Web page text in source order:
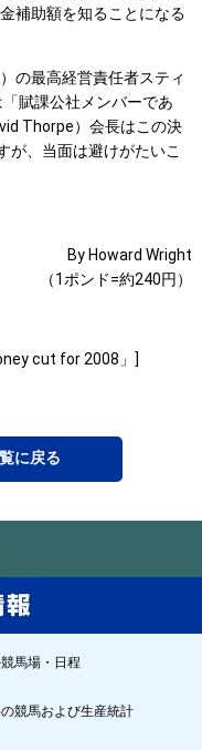
補助額を知ることになる
の最高経営責任者スティ
賦課公社メンバーであ
Thorpe）会長はこの決
が、当面は避けがたいこ
By Howard Wright
（1ポンド=約240円）
cut for 2008」]
に戻る
馬場・日程
競馬および生産統計